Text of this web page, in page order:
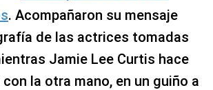
. Acompañaron su mensaje
de las actrices tomadas
Jamie Lee Curtis hace
la otra mano, en un guiño a